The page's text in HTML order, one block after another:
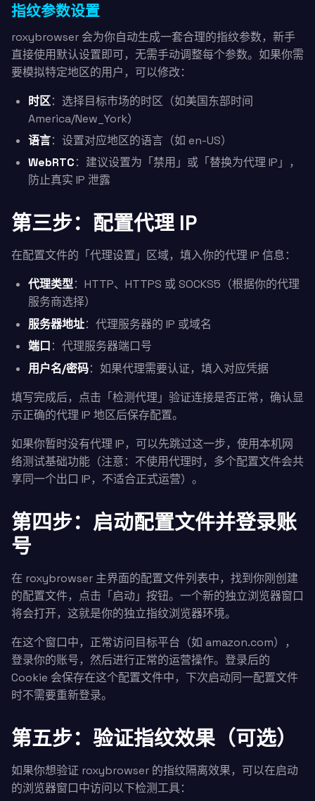
指纹参数设置
roxybrowser 会为你自动生成一套合理的指纹参数，新手
直接使用默认设置即可，无需手动调整每个参数。如果你需
要模拟特定地区的用户，可以修改：
时区：选择目标市场的时区（如美国东部时间
America/New_York）
语言：设置对应地区的语言（如 en-US）
WebRTC：建议设置为「禁用」或「替换为代理 IP」，
防止真实 IP 泄露
第三步：配置代理 IP
在配置文件的「代理设置」区域，填入你的代理 IP 信息：
代理类型：HTTP、HTTPS 或 SOCKS5（根据你的代理
服务商选择）
服务器地址：代理服务器的 IP 或域名
端口：代理服务器端口号
用户名/密码：如果代理需要认证，填入对应凭据
填写完成后，点击「检测代理」验证连接是否正常，确认显
示正确的代理 IP 地区后保存配置。
如果你暂时没有代理 IP，可以先跳过这一步，使用本机网
络测试基础功能（注意：不使用代理时，多个配置文件会共
享同一个出口 IP，不适合正式运营）。
第四步：启动配置文件并登录账
号
在 roxybrowser 主界面的配置文件列表中，找到你刚创建
的配置文件，点击「启动」按钮。一个新的独立浏览器窗口
将会打开，这就是你的独立指纹浏览器环境。
在这个窗口中，正常访问目标平台（如 amazon.com），
登录你的账号，然后进行正常的运营操作。登录后的
Cookie 会保存在这个配置文件中，下次启动同一配置文件
时不需要重新登录。
第五步：验证指纹效果（可选）
如果你想验证 roxybrowser 的指纹隔离效果，可以在启动
的浏览器窗口中访问以下检测工具：